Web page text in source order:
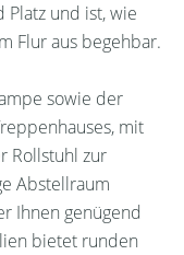
Platz und ist, wie
Flur aus begehbar.
sowie der
mit
Rollstuhl zur
Abstellraum
Ihnen genügend
bietet runden